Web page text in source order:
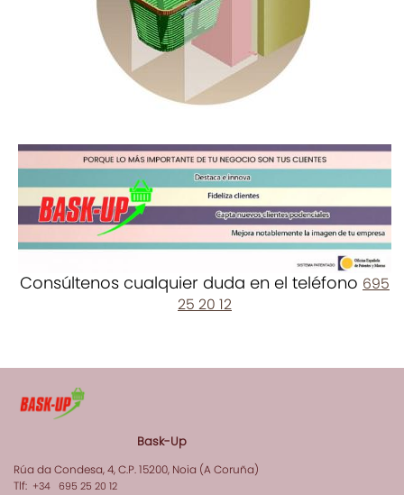
Consúltenos cualquier duda en el teléfono 695
25 20 12
Bask-Up
Rúa da Condesa, 4, C.P. 15200, Noia (A Coruña)
Tlf: +34 695 25 20 12